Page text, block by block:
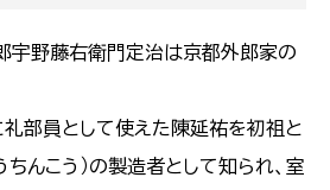
宇野藤右衛門定治は京都外郎家の
部員として使えた陳延祐を初祖と
ちんこう）の製造者として知られ、室